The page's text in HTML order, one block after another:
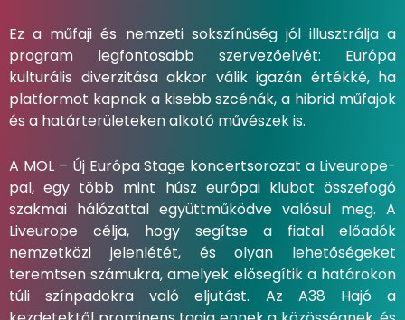
Ez a műfaji és nemzeti sokszínűség jól illusztrálja a
program legfontosabb szervezőelvét: Európa
kulturális diverzitása akkor válik igazán értékké, ha
platformot kapnak a kisebb szcénák, a hibrid műfajok
és a határterületeken alkotó művészek is.
A MOL – Új Európa Stage koncertsorozat a Liveurope-
pal, egy több mint húsz európai klubot összefogó
szakmai hálózattal együttműködve valósul meg. A
Liveurope célja, hogy segítse a fiatal előadók
nemzetközi jelenlétét, és olyan lehetőségeket
teremtsen számukra, amelyek elősegítik a határokon
túli színpadokra való eljutást. Az A38 Hajó a